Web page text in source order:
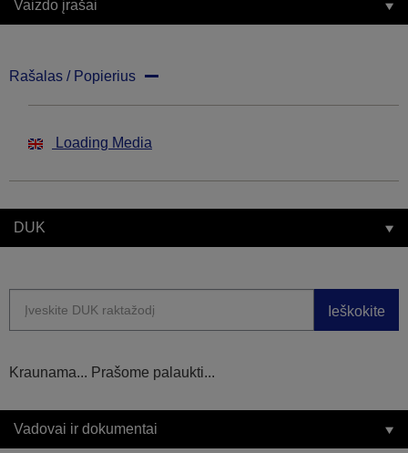
Vaizdo įrašai
Rašalas / Popierius
Loading Media
DUK
Ieškokite
Kraunama... Prašome palaukti...
Vadovai ir dokumentai